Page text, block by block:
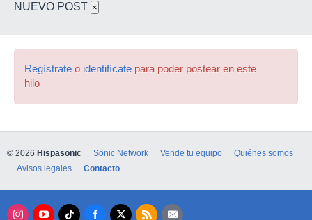
NUEVO POST ×
Regístrate o identifícate para poder postear en este
hilo
© 2026 Hispasonic Sonic Network Vende tu equipo
Quiénes somos
Avisos legales
Contacto